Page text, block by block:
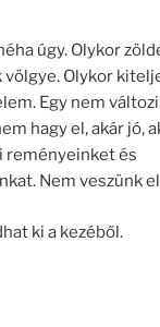
úgy. Olykor
völgye. Olykor
Egy nem
hagy el, akár jó,
reményeinket és
Nem veszünk
ki a kezéből.